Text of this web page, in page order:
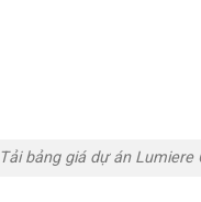
Tải bảng giá dự án Lumiere